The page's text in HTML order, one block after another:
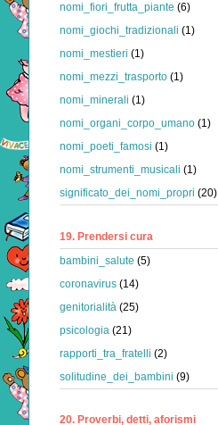
nomi_fiori_frutta_piante (6)
nomi_giochi_tradizionali (1)
nomi_mestieri (1)
nomi_mezzi_trasporto (1)
nomi_minerali (1)
nomi_organi_corpo_umano (1)
nomi_poeti_famosi (1)
nomi_strumenti_musicali (1)
significato_dei_nomi_propri (20)
19. Prendersi cura
bambini_salute (5)
coronavirus (14)
genitorialità (25)
psicologia (21)
rapporti_tra_fratelli (2)
solitudine_dei_bambini (9)
20. Proverbi, detti, aforismi